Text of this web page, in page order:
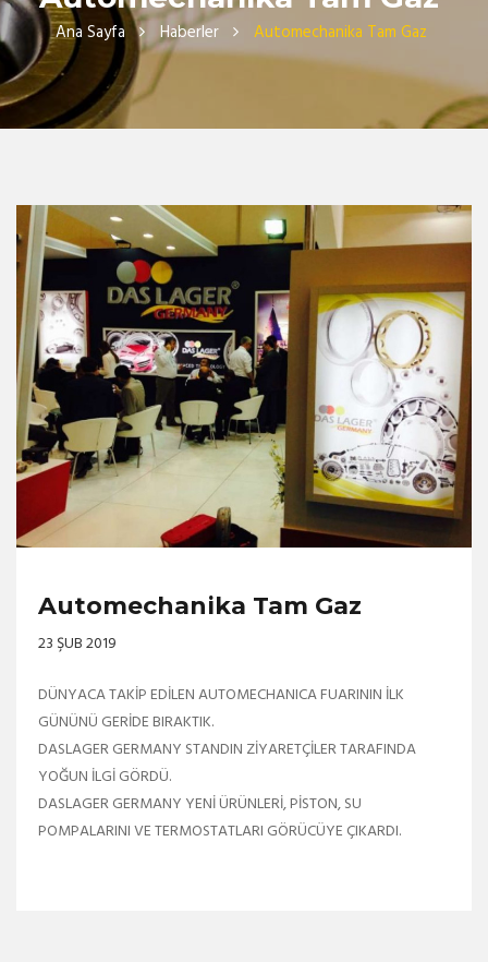
Ana Sayfa Haberler Automechanika Tam Gaz
Automechanika Tam Gaz
23 ŞUB 2019
DÜNYACA TAKİP EDİLEN AUTOMECHANICA FUARININ İLK
GÜNÜNÜ GERİDE BIRAKTIK.
DASLAGER GERMANY STANDIN ZİYARETÇİLER TARAFINDA
YOĞUN İLGİ GÖRDÜ.
DASLAGER GERMANY YENİ ÜRÜNLERİ, PİSTON, SU
POMPALARINI VE TERMOSTATLARI GÖRÜCÜYE ÇIKARDI.